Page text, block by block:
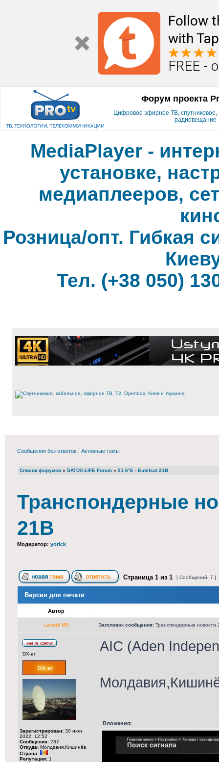
Follow
with
FREE -
Форум проекта
Цифровое эфирное ТВ, спутниковое,
радиовещание
MediaPlayer -
установке,
медиаплееров,
Розница/опт. Гибкая
Тел. (+38 050)
Сообщения без ответов | Активные темы
Список форумов » SATDX-LIFE Forum » 21.6°E - Eutelsat 21B
Транспондерные
21B
Модератор: yorick
Страница 1 из 1 [ Сообщений: 7 ]
Версия для печати
Автор
Leonid MD Заголовок сообщения: Транспондерные новости
DX-er
Зарегистрирован: 30 июн
2022, 12:52
Сообщения: 237
Откуда: Молдавия,Кишинёв
Страна:
Репутация: 1
AIC (Aden
Вложения: